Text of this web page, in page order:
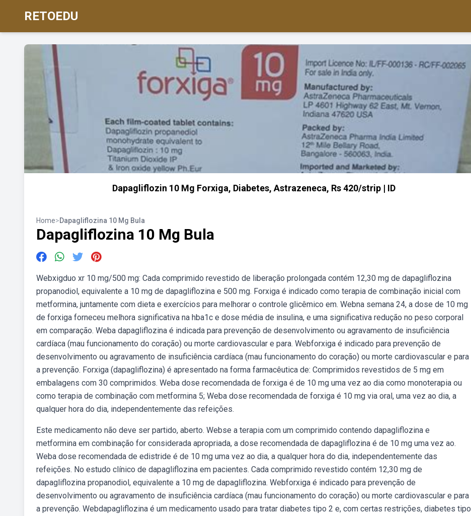
RETOEDU
Dapagliflozin 10 Mg Forxiga, Diabetes, Astrazeneca, Rs 420/strip | ID
Home>Dapagliflozina 10 Mg Bula
Dapagliflozina 10 Mg Bula
Webxigduo xr 10 mg/500 mg: Cada comprimido revestido de liberação prolongada contém 12,30 mg de dapagliflozina
propanodiol, equivalente a 10 mg de dapagliflozina e 500 mg. Forxiga é indicado como terapia de combinação inicial com
metformina, juntamente com dieta e exercícios para melhorar o controle glicêmico em. Webna semana 24, a dose de 10 mg
de forxiga forneceu melhora significativa na hba1c e dose média de insulina, e uma significativa redução no peso corporal
em comparação. Weba dapagliflozina é indicada para prevenção de desenvolvimento ou agravamento de insuficiência
cardíaca (mau funcionamento do coração) ou morte cardiovascular e para. Webforxiga é indicado para prevenção de
desenvolvimento ou agravamento de insuficiência cardíaca (mau funcionamento do coração) ou morte cardiovascular e para
a prevenção. Forxiga (dapagliflozina) é apresentado na forma farmacêutica de: Comprimidos revestidos de 5 mg em
embalagens com 30 comprimidos. Weba dose recomendada de forxiga é de 10 mg uma vez ao dia como monoterapia ou
como terapia de combinação com metformina 5; Weba dose recomendada de forxiga é 10 mg via oral, uma vez ao dia, a
qualquer hora do dia, independentemente das refeições.
Este medicamento não deve ser partido, aberto. Webse a terapia com um comprimido contendo dapagliflozina e
metformina em combinação for considerada apropriada, a dose recomendada de dapagliflozina é de 10 mg uma vez ao.
Weba dose recomendada de edistride é de 10 mg uma vez ao dia, a qualquer hora do dia, independentemente das
refeições. No estudo clínico de dapagliflozina em pacientes. Cada comprimido revestido contém 12,30 mg de
dapagliflozina propanodiol, equivalente a 10 mg de dapagliflozina. Webforxiga é indicado para prevenção de
desenvolvimento ou agravamento de insuficiência cardíaca (mau funcionamento do coração) ou morte cardiovascular e para
a prevenção. Webdapagliflozina é um medicamento usado para tratar diabetes tipo 2 e, com certas restrições, diabetes tipo